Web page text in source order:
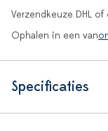
Verzendkeuze DHL
Ophalen in een van
Specificaties